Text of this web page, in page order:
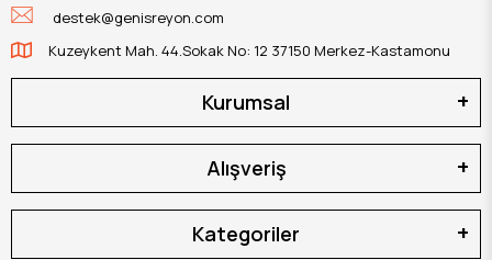
destek@genisreyon.com
Kuzeykent Mah. 44.Sokak No: 12 37150 Merkez-Kastamonu
Kurumsal
Alışveriş
Kategoriler